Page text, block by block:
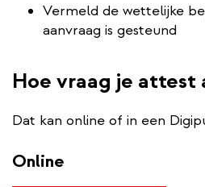
Vermeld de wettelijke
aanvraag is gesteund
Hoe vraag je attest
Dat kan online of in een
Online